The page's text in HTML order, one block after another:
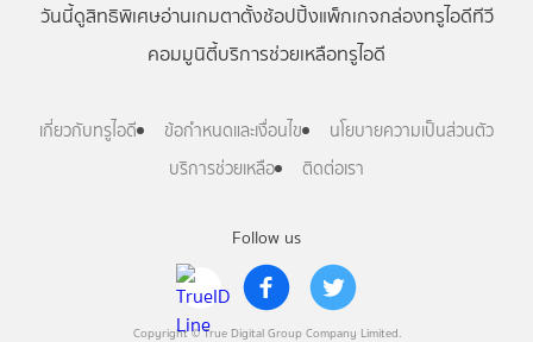
Follow us
Copyright © True Digital Group Company Limited.
วันนี้ดูสิทธิพิเศษอ่านเกมตาตั้งช้อปปิ้งแพ็กเกจกล่องทรูไอดีทีวี
คอมมูนิตี้บริการช่วยเหลือทรูไอดี
เกี่ยวกับทรูไอดี ข้อกำหนดและเงื่อนไข
นโยบายความเป็นส่วนตัว
บริการช่วยเหลือ
ติดต่อเรา